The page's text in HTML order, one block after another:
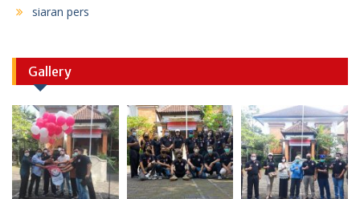
siaran pers
Gallery